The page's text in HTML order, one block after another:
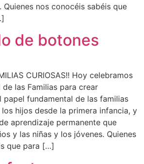
Quienes nos conocéis sabéis que
de botones
CURIOSAS!! Hoy celebramos
las Familias para crear
papel fundamental de las familias
hijos desde la primera infancia, y
aprendizaje permanente que
y las niñas y los jóvenes. Quienes
que para […]